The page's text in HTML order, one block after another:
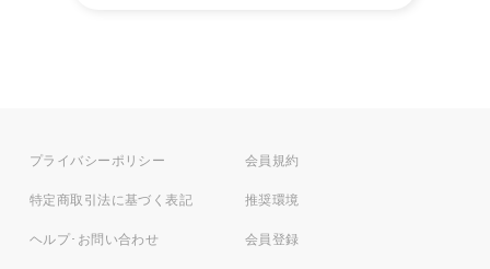
プライバシーポリシー 会員規約
特定商取引法に基づく表記 推奨環境
ヘルプ･お問い合わせ 会員登録